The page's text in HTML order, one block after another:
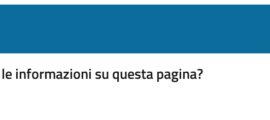
informazioni su questa pagina?